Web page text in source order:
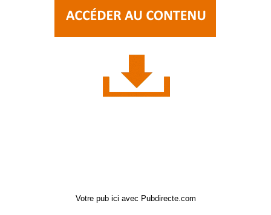
Votre pub ici avec Pubdirecte.com